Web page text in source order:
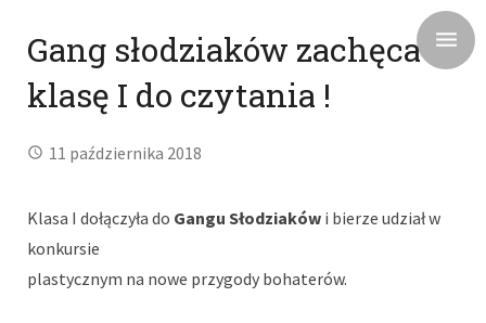
Gang słodziaków zachęca
klasę I do czytania !
11 października 2018
Klasa I dołączyła do Gangu Słodziaków i bierze udział w
konkursie
plastycznym na nowe przygody bohaterów.